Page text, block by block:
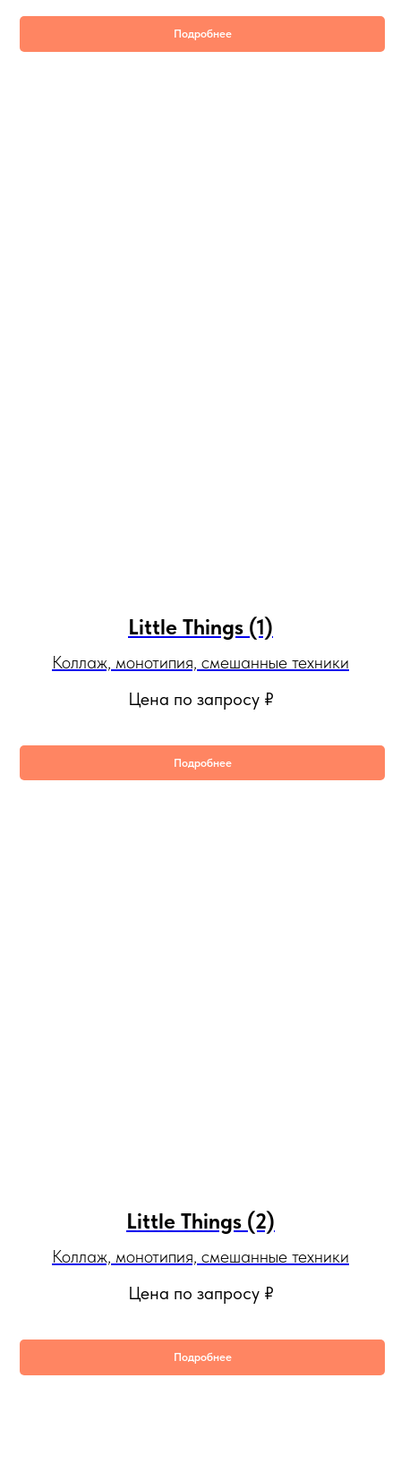
Подробнее
Little Things (1)
Коллаж, монотипия, смешанные техники
Цена по запросу ₽
Подробнее
Little Things (2)
Коллаж, монотипия, смешанные техники
Цена по запросу ₽
Подробнее